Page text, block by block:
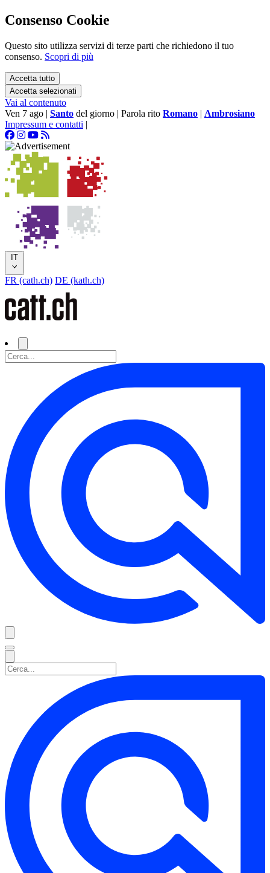
Consenso Cookie
Questo sito utilizza servizi di terze parti che richiedono il tuo
consenso. Scopri di più
Accetta tutto
Accetta selezionati
Vai al contenuto
Ven 7 ago | Santo del giorno | Parola rito Romano | Ambrosiano
Impressum e contatti |
IT
FR (cath.ch) DE (kath.ch)